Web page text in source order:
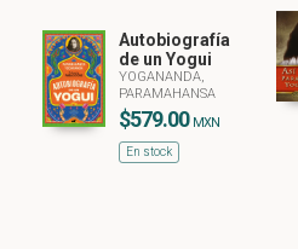
Autobiografía
de un Yogui
YOGANANDA,
PARAMAHANSA
$579.00 MXN
En stock